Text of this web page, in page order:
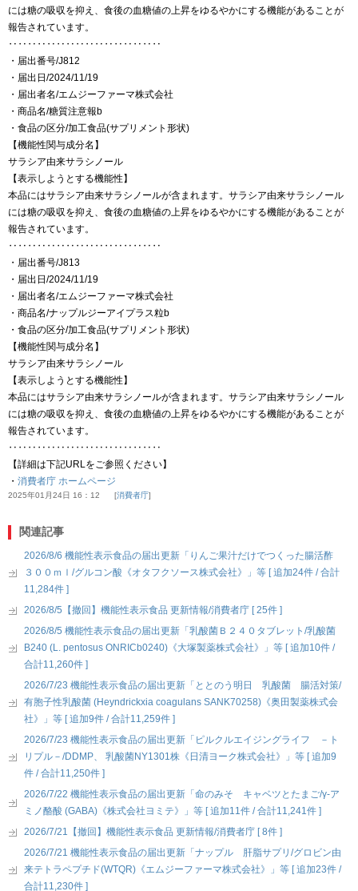
には糖の吸収を抑え、食後の血糖値の上昇をゆるやかにする機能があることが
報告されています。
‥‥‥‥‥‥‥‥‥‥‥‥‥‥‥‥
・届出番号/J812
・届出日/2024/11/19
・届出者名/エムジーファーマ株式会社
・商品名/糖質注意報b
・食品の区分/加工食品(サプリメント形状)
【機能性関与成分名】
サラシア由来サラシノール
【表示しようとする機能性】
本品にはサラシア由来サラシノールが含まれます。サラシア由来サラシノール
には糖の吸収を抑え、食後の血糖値の上昇をゆるやかにする機能があることが
報告されています。
‥‥‥‥‥‥‥‥‥‥‥‥‥‥‥‥
・届出番号/J813
・届出日/2024/11/19
・届出者名/エムジーファーマ株式会社
・商品名/ナップルジーアイプラス粒b
・食品の区分/加工食品(サプリメント形状)
【機能性関与成分名】
サラシア由来サラシノール
【表示しようとする機能性】
本品にはサラシア由来サラシノールが含まれます。サラシア由来サラシノール
には糖の吸収を抑え、食後の血糖値の上昇をゆるやかにする機能があることが
報告されています。
‥‥‥‥‥‥‥‥‥‥‥‥‥‥‥‥
【詳細は下記URLをご参照ください】
・ 消費者庁 ホームページ
2025年01月24日 16：12 消費者庁
関連記事
2026/8/6 機能性表示食品の届出更新「りんご果汁だけでつくった腸活酢
３００ｍｌ/グルコン酸《オタフクソース株式会社》」等 [ 追加24件 / 合計
11,284件 ]
2026/8/5【撤回】機能性表示食品 更新情報/消費者庁 [ 25件 ]
2026/8/5 機能性表示食品の届出更新「乳酸菌Ｂ２４０タブレット/乳酸菌
B240 (L. pentosus ONRICb0240)《大塚製薬株式会社》」等 [ 追加10件 /
合計11,260件 ]
2026/7/23 機能性表示食品の届出更新「ととのう明日 乳酸菌 腸活対策/
有胞子性乳酸菌 (Heyndrickxia coagulans SANK70258)《奥田製薬株式会
社》」等 [ 追加9件 / 合計11,259件 ]
2026/7/23 機能性表示食品の届出更新「ピルクルエイジングライフ －ト
リプル－/DDMP、 乳酸菌NY1301株《日清ヨーク株式会社》」等 [ 追加9
件 / 合計11,250件 ]
2026/7/22 機能性表示食品の届出更新「命のみそ キャベツとたまご/γ-ア
ミノ酪酸 (GABA)《株式会社ヨミテ》」等 [ 追加11件 / 合計11,241件 ]
2026/7/21【撤回】機能性表示食品 更新情報/消費者庁 [ 8件 ]
2026/7/21 機能性表示食品の届出更新「ナップル 肝脂サプリ/グロビン由
来テトラペプチド(WTQR)《エムジーファーマ株式会社》」等 [ 追加23件 /
合計11,230件 ]